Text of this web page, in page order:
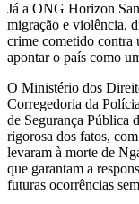
Já a ONG Horizon
migração e violência,
crime cometido contra
apontar o país como
O Ministério dos
Corregedoria da
de Segurança Pública
rigorosa dos fatos,
levaram à morte de
que garantam a
futuras ocorrências